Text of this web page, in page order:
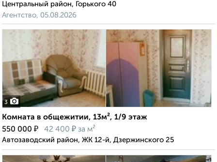
Центральный район, Горького 40
Агентство, 05.08.2026
3
Комната в общежитии, 13м², 1/9 этаж
550 000 ₽ 42 400 ₽ за м²
Автозаводский район, ЖК 12-й, Дзержинского 25